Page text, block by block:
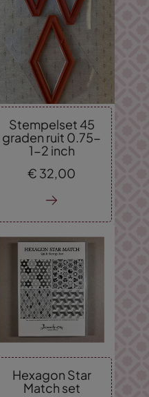
Stempelset 45
graden ruit 0.75-
1-2 inch
€ 32,00
Hexagon Star
Match set